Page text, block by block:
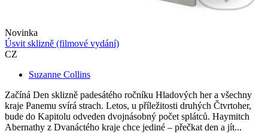
Novinka
Úsvit sklizně (filmové vydání)
CZ
Suzanne Collins
Začíná Den sklizně padesátého ročníku Hladových her a všechny
kraje Panemu svírá strach. Letos, u příležitosti druhých Čtvrtoher,
bude do Kapitolu odveden dvojnásobný počet splátců. Haymitch
Abernathy z Dvanáctého kraje chce jediné – přečkat den a jít...